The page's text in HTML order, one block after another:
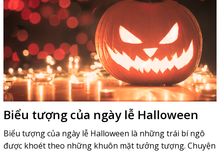
Biểu tượng của ngày lễ Halloween
Biểu tượng của ngày lễ Halloween là những trái bí ngô
được khoét theo những khuôn mặt tưởng tượng. Chuyện